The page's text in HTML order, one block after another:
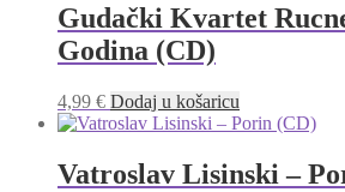
Gudački Kvartet
Godina (CD)
4,99 € Dodaj u košaricu
Vatroslav Lisinski ‎–